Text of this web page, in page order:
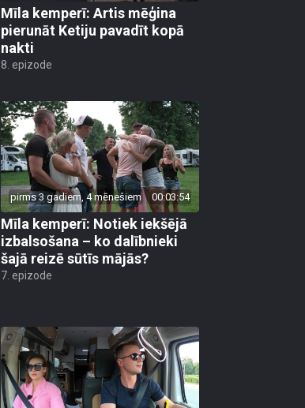
Mīla kemperī: Artis mēģina
pierunāt Ketiju pavadīt kopā
nakti
8. epizode
pirms 3 gadiem, 4 mēnešiem 00:03:54
Mīla kemperī: Notiek iekšējā
izbalsošana – ko dalībnieki
šajā reizē sūtīs mājās?
7. epizode